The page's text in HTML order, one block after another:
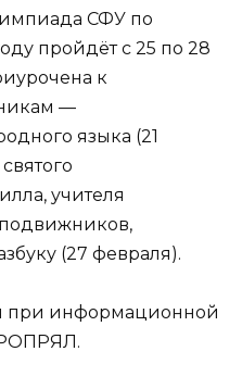
СФУ по
пройдёт с 25 по 28
к
—
языка (21
учителя
подвижников,
(27 февраля).
при информационной